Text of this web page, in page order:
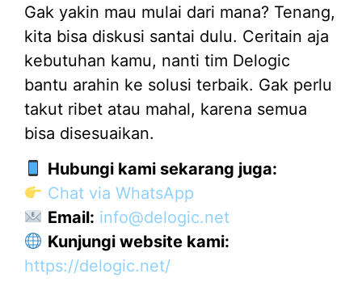
Gak yakin mau mulai dari mana? Tenang,
kita bisa diskusi santai dulu. Ceritain aja
kebutuhan kamu, nanti tim Delogic
bantu arahin ke solusi terbaik. Gak perlu
takut ribet atau mahal, karena semua
bisa disesuaikan.
Hubungi kami sekarang juga:
Chat via WhatsApp
Email: info@delogic.net
Kunjungi website kami:
https://delogic.net/